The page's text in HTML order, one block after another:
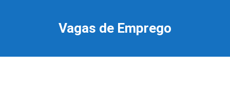
Vagas de Emprego